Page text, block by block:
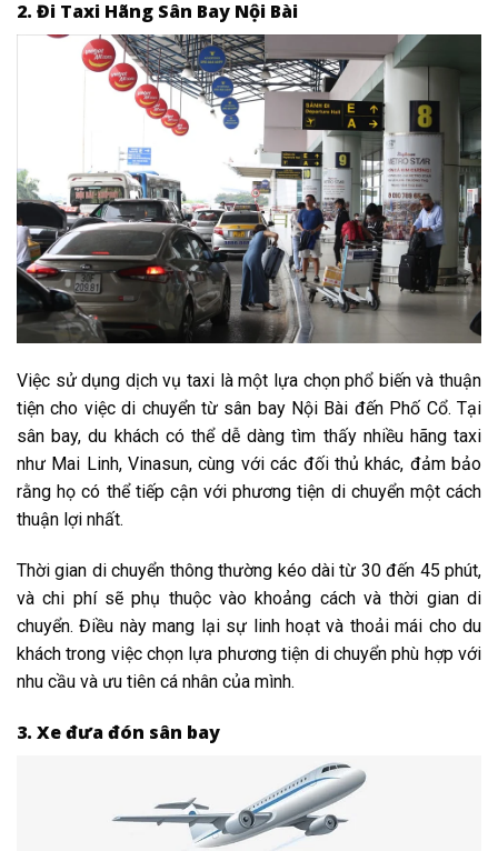
2. Đi Taxi Hãng Sân Bay Nội Bài
Việc sử dụng dịch vụ taxi là một lựa chọn phổ biến và thuận
tiện cho việc di chuyển từ sân bay Nội Bài đến Phố Cổ. Tại
sân bay, du khách có thể dễ dàng tìm thấy nhiều hãng taxi
như Mai Linh, Vinasun, cùng với các đối thủ khác, đảm bảo
rằng họ có thể tiếp cận với phương tiện di chuyển một cách
thuận lợi nhất.
Thời gian di chuyển thông thường kéo dài từ 30 đến 45 phút,
và chi phí sẽ phụ thuộc vào khoảng cách và thời gian di
chuyển. Điều này mang lại sự linh hoạt và thoải mái cho du
khách trong việc chọn lựa phương tiện di chuyển phù hợp với
nhu cầu và ưu tiên cá nhân của mình.
3. Xe đưa đón sân bay